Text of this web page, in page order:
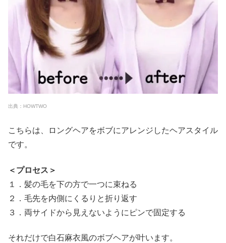
出典：HOWTWO
こちらは、ロングヘアをボブにアレンジしたヘアスタイル
です。
＜プロセス＞
１．髪の毛を下の方で一つに束ねる
２．毛先を内側にくるりと折り返す
３．両サイドから見えないようにピンで固定する
それだけで白石麻衣風のボブヘアが叶います。